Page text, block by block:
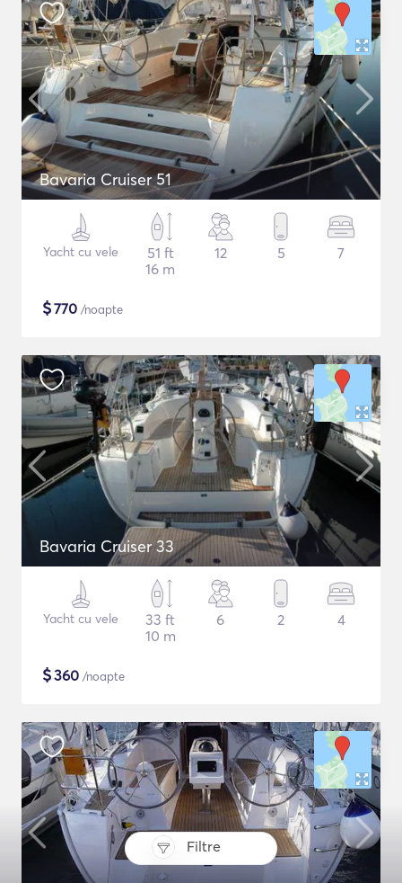
Filtre
Bavaria Cruiser 51
Yacht cu vele
51 ft
16 m
12 5 7
$770 /noapte
Bavaria Cruiser 33
Yacht cu vele
33 ft
10 m
6 2 4
$360 /noapte